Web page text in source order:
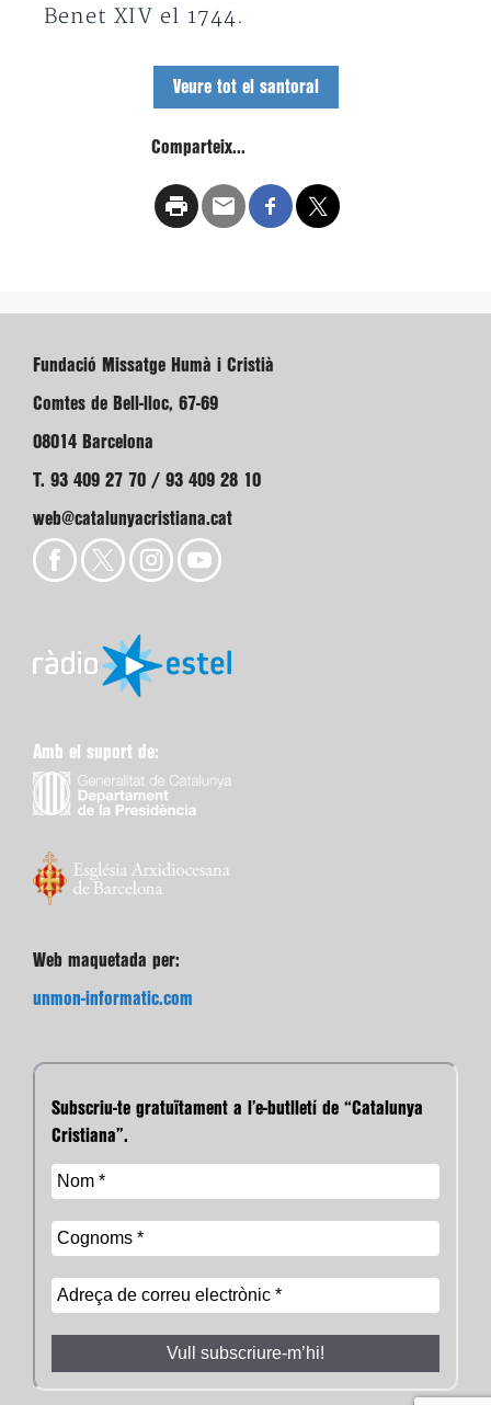
Benet XIV el 1744.
Veure tot el santoral
Comparteix...
Fundació Missatge Humà i Cristià
Comtes de Bell-lloc, 67-69
08014 Barcelona
T. 93 409 27 70 / 93 409 28 10
web@catalunyacristiana.cat
Amb el suport de:
Web maquetada per:
unmon-informatic.com
Subscriu-te gratuïtament a l’e-butlletí de “Catalunya
Cristiana”.